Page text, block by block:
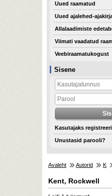
Sisene
Kasutajaks
Unustasid parooli?
Uued raamatud
Uued ajalehed-
Allalaadimiste
Viimati vaadatud
Veebiraamatukogust
Avaleht Autorid K
Kent, Rockwell